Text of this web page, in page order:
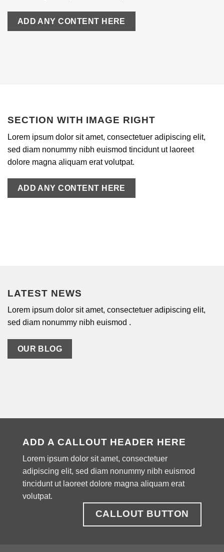
ADD ANY CONTENT HERE
SECTION WITH IMAGE RIGHT
Lorem ipsum dolor sit amet, consectetuer adipiscing elit,
sed diam nonummy nibh euismod tincidunt ut laoreet
dolore magna aliquam erat volutpat.
ADD ANY CONTENT HERE
LATEST NEWS
Lorem ipsum dolor sit amet, consectetuer adipiscing elit,
sed diam nonummy nibh euismod .
OUR BLOG
ADD A CALLOUT HEADER HERE
Lorem ipsum dolor sit amet, consectetuer
adipiscing elit, sed diam nonummy nibh euismod
tincidunt ut laoreet dolore magna aliquam erat
volutpat.
CALLOUT BUTTON